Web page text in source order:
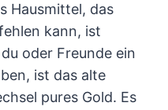
Hausmittel, das
kann, ist
oder Freunde ein
ist das alte
pures Gold. Es